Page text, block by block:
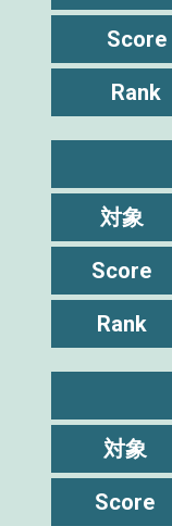
Score
Rank
対象
Score
Rank
対象
Score